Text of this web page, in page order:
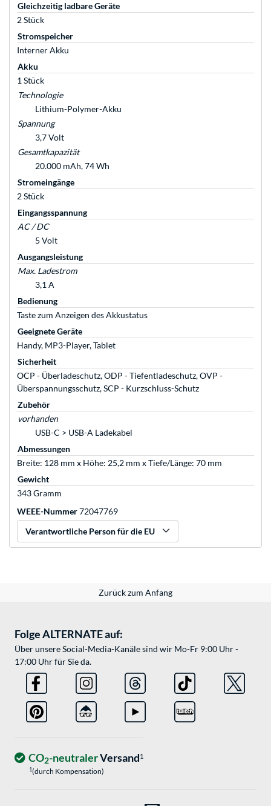
Gleichzeitig ladbare Geräte
2 Stück
Stromspeicher
Interner Akku
Akku
1 Stück
Technologie
Lithium-Polymer-Akku
Spannung
3,7 Volt
Gesamtkapazität
20.000 mAh, 74 Wh
Stromeingänge
2 Stück
Eingangsspannung
AC / DC
5 Volt
Ausgangsleistung
Max. Ladestrom
3,1 A
Bedienung
Taste zum Anzeigen des Akkustatus
Geeignete Geräte
Handy, MP3-Player, Tablet
Sicherheit
OCP - Überladeschutz, ODP - Tiefentladeschutz, OVP -
Überspannungsschutz, SCP - Kurzschluss-Schutz
Zubehör
vorhanden
USB-C > USB-A Ladekabel
Abmessungen
Breite: 128 mm x Höhe: 25,2 mm x Tiefe/Länge: 70 mm
Gewicht
343 Gramm
WEEE-Nummer72047769
Verantwortliche Person für die EU
Zurück zum Anfang
Folge ALTERNATE auf:
Über unsere Social-Media-Kanäle sind wir Mo-Fr 9:00 Uhr -
17:00 Uhr für Sie da.
CO2-neutralerVersand1
1(durch Kompensation)